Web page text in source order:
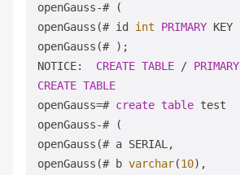
openGauss-# (
openGauss(# id int PRIMARY KEY
openGauss(# );
NOTICE: CREATE TABLE / PRIMARY
CREATE TABLE
openGauss=# create table test
openGauss-# (
openGauss(# a SERIAL,
openGauss(# b varchar(10),